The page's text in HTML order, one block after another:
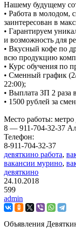
Нашему будущему
• Работа в молодом,
заинтересован в
• Гарантируем
и возможность для
• Вкусный кофе по
всю продукцию
• Курс обучения по
• Сменный график
22:00);
• Выплата ЗП 2 раза
• 1500 рублей за
Место работы: метро
8 — 911-704-32-37
Телефон:
8-911-704-32-37
девяткино работа,
вакансии мурино,
девяткино
24.10.2018
599
admin
Объявления